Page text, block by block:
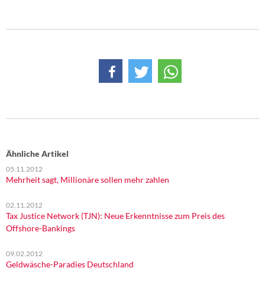
Ähnliche Artikel
05.11.2012
Mehrheit sagt, Millionäre sollen mehr zahlen
02.11.2012
Tax Justice Network (TJN): Neue Erkenntnisse zum Preis des
Offshore-Bankings
09.02.2012
Geldwäsche-Paradies Deutschland